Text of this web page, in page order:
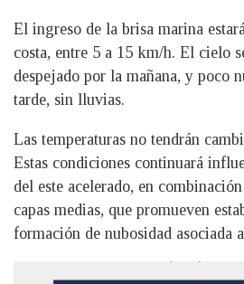
El ingreso de la brisa marina
costa, entre 5 a 15 km/h. El cielo
despejado por la mañana, y poco
tarde, sin lluvias.
Las temperaturas no tendrán
Estas condiciones continuará
del este acelerado, en
capas medias, que promueven
formación de nubosidad asociada